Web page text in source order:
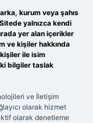
kurum veya şahıs
yalnızca kendi
yer alan içerikler
ve kişiler hakkında
ile isim
bilgiler taslak
ve İletişim
olarak hizmet
olarak denetleme